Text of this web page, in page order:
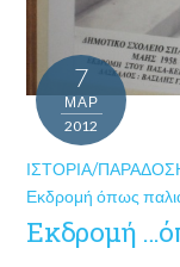
7
ΜΑΡ
2012
ΙΣΤΟΡΊΑ/
Εκδρομή όπως
Εκδρομή